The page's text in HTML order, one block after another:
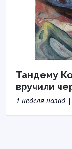
Тандему
вручили
1 неделя назад |